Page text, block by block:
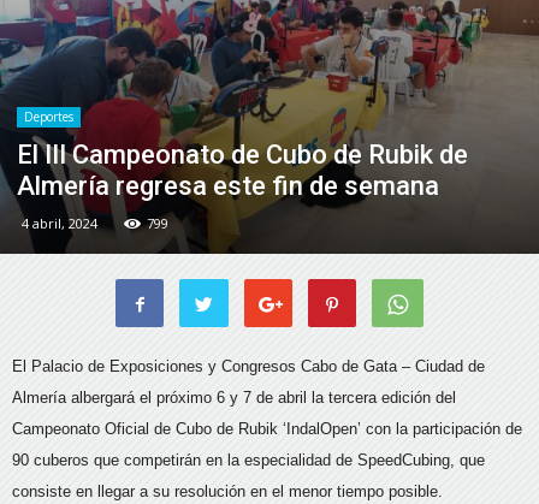
Deportes
El III Campeonato de Cubo de Rubik de
Almería regresa este fin de semana
4 abril, 2024 799
El Palacio de Exposiciones y Congresos Cabo de Gata – Ciudad de
Almería albergará el próximo 6 y 7 de abril la tercera edición del
Campeonato Oficial de Cubo de Rubik ‘IndalOpen’ con la participación de
90 cuberos que competirán en la especialidad de SpeedCubing, que
consiste en llegar a su resolución en el menor tiempo posible.